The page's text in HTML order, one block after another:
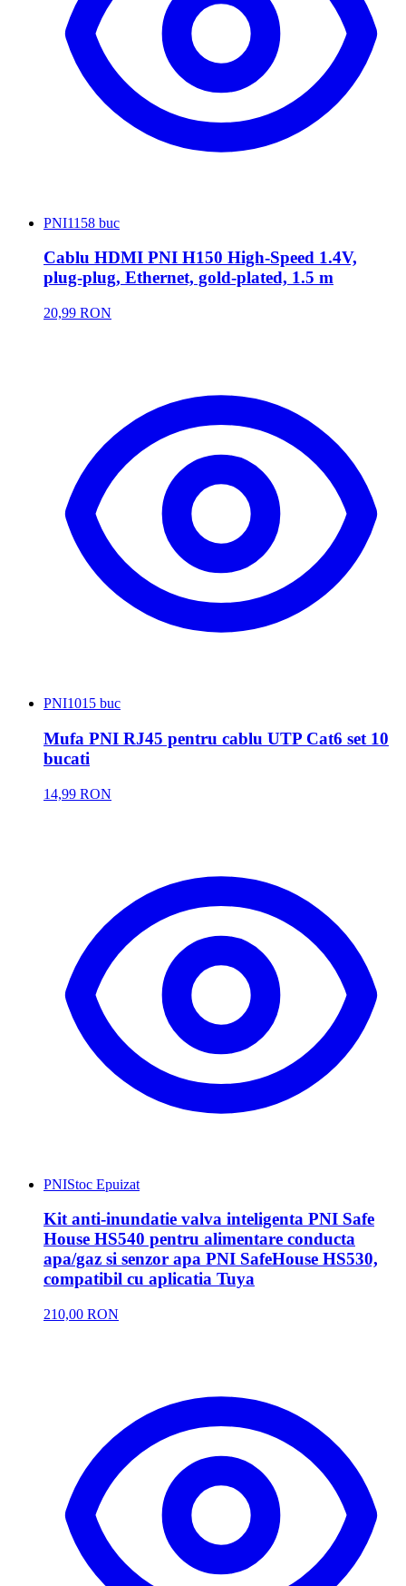
PNI1158 buc
Cablu HDMI PNI H150 High-Speed 1.4V,
plug-plug, Ethernet, gold-plated, 1.5 m
20,99 RON
PNI1015 buc
Mufa PNI RJ45 pentru cablu UTP Cat6 set 10
bucati
14,99 RON
PNIStoc Epuizat
Kit anti-inundatie valva inteligenta PNI Safe
House HS540 pentru alimentare conducta
apa/gaz si senzor apa PNI SafeHouse HS530,
compatibil cu aplicatia Tuya
210,00 RON